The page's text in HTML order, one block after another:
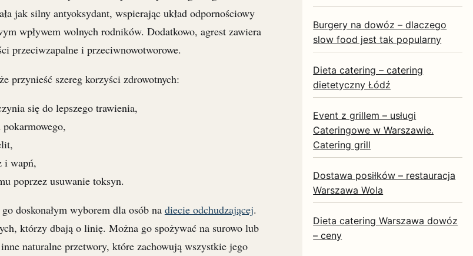
jak silny antyoksydant, wspierając układ odpornościowy
wpływem wolnych rodników. Dodatkowo, agrest zawiera
przeciwzapalne i przeciwnowotworowe.
przynieść szereg korzyści zdrowotnych:
się do lepszego trawienia,
i wapń,
poprzez usuwanie toksyn.
doskonałym wyborem dla osób na diecie odchudzającej.
którzy dbają o linię. Można go spożywać na surowo lub
naturalne przetwory, które zachowują wszystkie jego
Burgery na dowóz – dlaczego
slow food jest tak popularny
Dieta catering – catering
dietetyczny Łódź
Event z grillem – usługi
Cateringowe w Warszawie.
Catering grill
Dostawa posiłków – restauracja
Warszawa Wola
Dieta catering Warszawa dowóz
– ceny